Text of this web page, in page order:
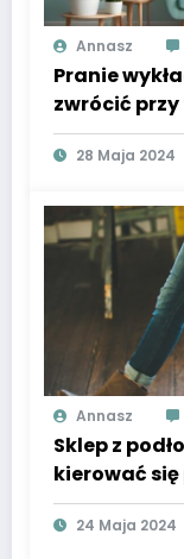
Annasz
Pranie
zwrócić
28 Maja 2024
Annasz
Sklep z
kierować
24 Maja 2024